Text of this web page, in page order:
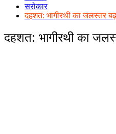
सरोकार
दहशत: भागीरथी का जलस्तर
दहशत: भागीरथी का